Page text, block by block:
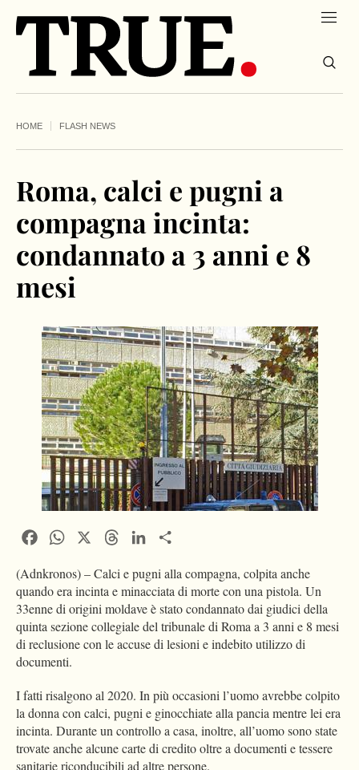
HOME FLASH NEWS
Roma, calci e pugni a
compagna incinta:
condannato a 3 anni e 8
mesi
FacebookWhatsApp ThreadsLinkedIn
(Adnkronos) – Calci e pugni alla compagna, colpita anche
quando era incinta e minacciata di morte con una pistola. Un
33enne di origini moldave è stato condannato dai giudici della
quinta sezione collegiale del tribunale di Roma a 3 anni e 8 mesi
di reclusione con le accuse di lesioni e indebito utilizzo di
documenti.
I fatti risalgono al 2020. In più occasioni l’uomo avrebbe colpito
la donna con calci, pugni e ginocchiate alla pancia mentre lei era
incinta. Durante un controllo a casa, inoltre, all’uomo sono state
trovate anche alcune carte di credito oltre a documenti e tessere
sanitarie riconducibili ad altre persone.